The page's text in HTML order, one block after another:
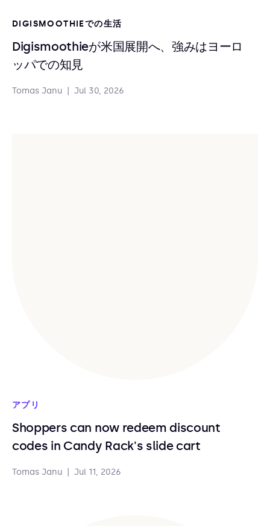
DIGISMOOTHIEでの生活
Digismoothieが米国展開へ、強みはヨーロ
ッパでの知見
Tomas Janu Jul 30, 2026
アプリ
Shoppers can now redeem discount
codes in Candy Rack's slide cart
Tomas Janu Jul 11, 2026